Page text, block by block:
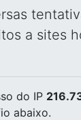
a sites
do IP
abaixo.